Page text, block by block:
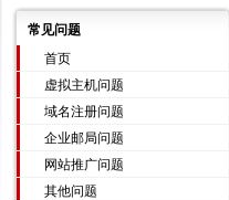
常见问题
首页
虚拟主机问题
域名注册问题
企业邮局问题
网站推广问题
其他问题